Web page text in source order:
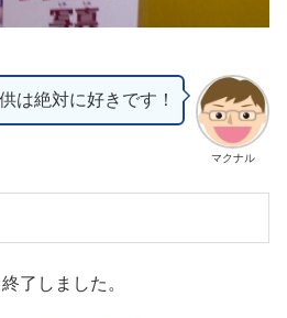
マクナル
は絶対に好きです！
了しました。